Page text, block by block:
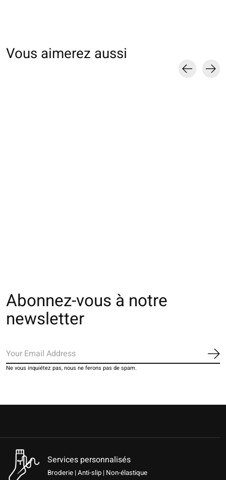
Vous aimerez aussi
Abonnez-vous à notre
newsletter
Ne vous inquiétez pas, nous ne ferons pas de spam.
Services personnalisés
Broderie | Anti-slip | Non-élastique